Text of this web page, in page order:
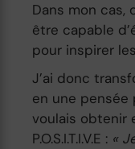
Dans mon cas,
être capable
pour inspirer
J’ai donc
en une pensée
voulais obtenir
P.O.S.I.T.I.V.E : «